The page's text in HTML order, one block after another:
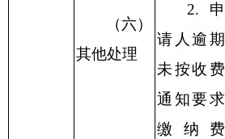
（六）
其他处理
2.申
请人逾期
未按收费
通知要求
缴纳费